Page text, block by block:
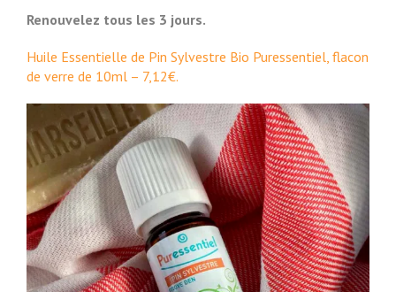
Renouvelez tous les 3 jours.
Huile Essentielle de Pin Sylvestre Bio Puressentiel, flacon
de verre de 10ml – 7,12€.